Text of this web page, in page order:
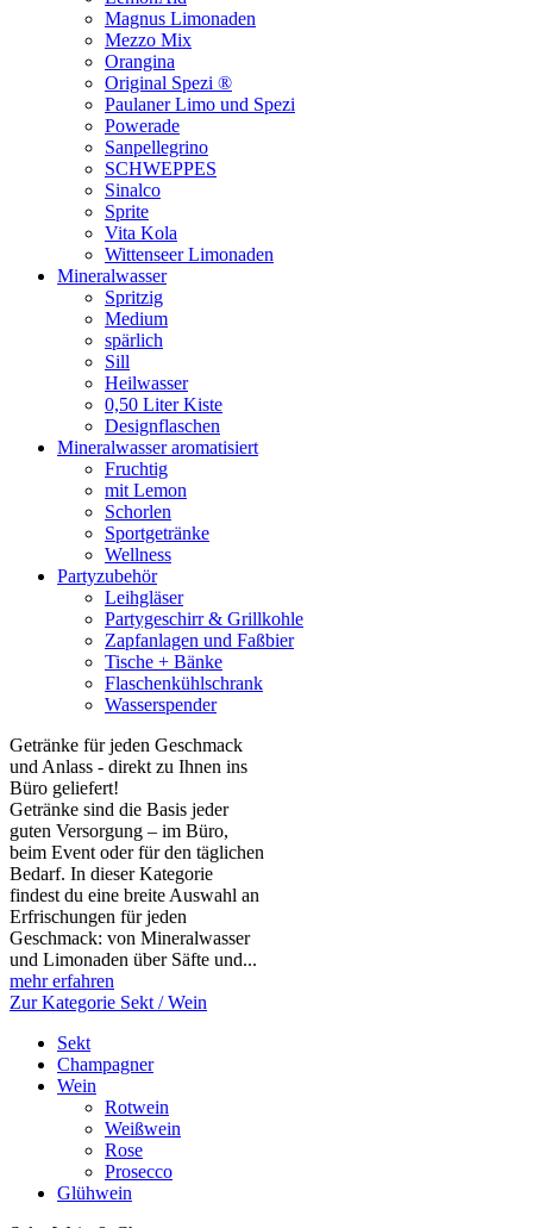
Magnus Limonaden
Mezzo Mix
Orangina
Original Spezi ®
Paulaner Limo und Spezi
Powerade
Sanpellegrino
SCHWEPPES
Sinalco
Sprite
Vita Kola
Wittenseer Limonaden
Mineralwasser
Spritzig
Medium
spärlich
Sill
Heilwasser
0,50 Liter Kiste
Designflaschen
Mineralwasser aromatisiert
Fruchtig
mit Lemon
Schorlen
Sportgetränke
Wellness
Partyzubehör
Leihgläser
Partygeschirr & Grillkohle
Zapfanlagen und Faßbier
Tische + Bänke
Flaschenkühlschrank
Wasserspender
Getränke für jeden Geschmack
und Anlass - direkt zu Ihnen ins
Büro geliefert!
Getränke sind die Basis jeder
guten Versorgung – im Büro,
beim Event oder für den täglichen
Bedarf. In dieser Kategorie
findest du eine breite Auswahl an
Erfrischungen für jeden
Geschmack: von Mineralwasser
und Limonaden über Säfte und...
mehr erfahren
Zur Kategorie Sekt / Wein
Sekt
Champagner
Wein
Rotwein
Weißwein
Rose
Prosecco
Glühwein